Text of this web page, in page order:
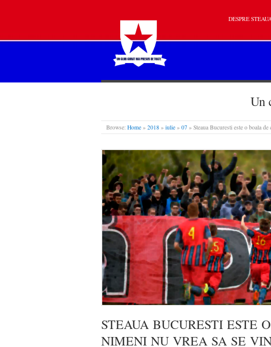
STEAUA LIBERĂ
DESPRE
Un
Browse: Home » 2018 » iulie » 07 » Steaua Bucuresti este o boala
STEAUA BUCURESTI ESTE
NIMENI NU VREA SA SE